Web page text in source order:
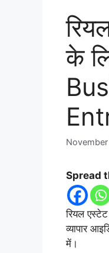
के
Spread
रियल
व्यापार
में।